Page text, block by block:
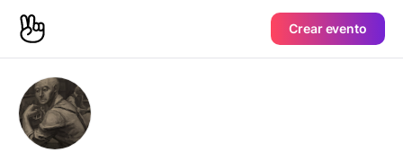
Crear evento